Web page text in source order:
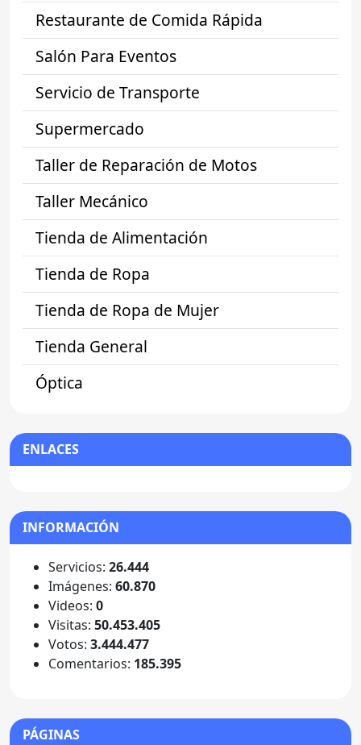
Restaurante de Comida Rápida
Salón Para Eventos
Servicio de Transporte
Supermercado
Taller de Reparación de Motos
Taller Mecánico
Tienda de Alimentación
Tienda de Ropa
Tienda de Ropa de Mujer
Tienda General
Óptica
ENLACES
INFORMACIÓN
Servicios: 26.444
Imágenes: 60.870
Videos: 0
Visitas: 50.453.405
Votos: 3.444.477
Comentarios: 185.395
PÁGINAS